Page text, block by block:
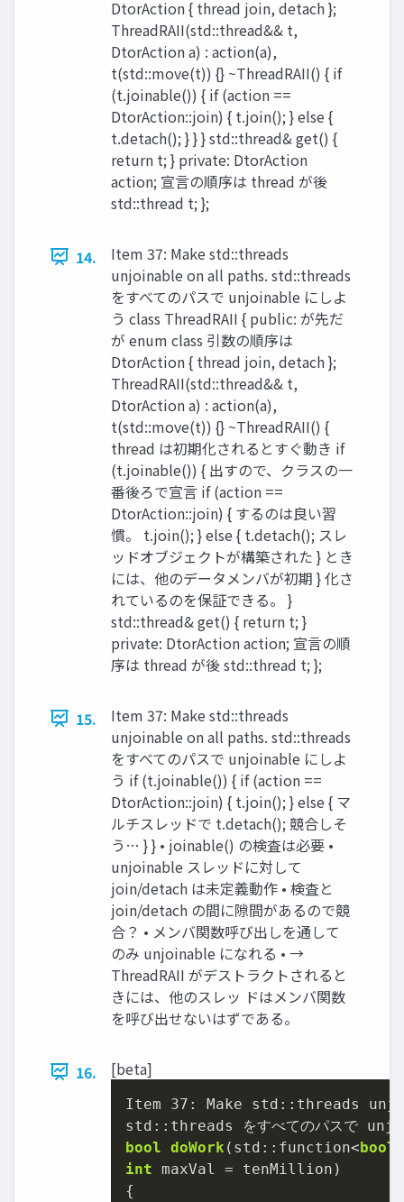
DtorAction { thread join, detach };
ThreadRAII(std::thread&& t,
DtorAction a) : action(a),
t(std::move(t)) {} ~ThreadRAII() { if
(t.joinable()) { if (action ==
DtorAction::join) { t.join(); } else {
t.detach(); } } } std::thread& get() {
return t; } private: DtorAction
action; 宣言の順序は thread が後
std::thread t; };
14.
Item 37: Make std::threads
unjoinable on all paths. std::threads
をすべてのパスで unjoinable にしよ
う class ThreadRAII { public: が先だ
が enum class 引数の順序は
DtorAction { thread join, detach };
ThreadRAII(std::thread&& t,
DtorAction a) : action(a),
t(std::move(t)) {} ~ThreadRAII() {
thread は初期化されるとすぐ動き if
(t.joinable()) { 出すので、クラスの一
番後ろで宣言 if (action ==
DtorAction::join) { するのは良い習
慣。 t.join(); } else { t.detach(); スレ
ッドオブジェクトが構築された } とき
には、他のデータメンバが初期 } 化さ
れているのを保証できる。 }
std::thread& get() { return t; }
private: DtorAction action; 宣言の順
序は thread が後 std::thread t; };
15.
Item 37: Make std::threads
unjoinable on all paths. std::threads
をすべてのパスで unjoinable にしよ
う if (t.joinable()) { if (action ==
DtorAction::join) { t.join(); } else { マ
ルチスレッドで t.detach(); 競合しそ
う… } } • joinable() の検査は必要 •
unjoinable スレッドに対して
join/detach は未定義動作 • 検査と
join/detach の間に隙間があるので競
合？ • メンバ関数呼び出しを通して
のみ unjoinable になれる • →
ThreadRAII がデストラクトされると
きには、他のスレッ ドはメンバ関数
を呼び出せないはずである。
16. [beta]
Item 37 : Make std::threads
bool doWork (std::function<bool
int maxVal = tenMillion)
{